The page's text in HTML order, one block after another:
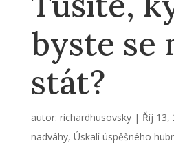
byste se
stát?
autor: richardhusovsky| Říj 13,
nadváhy, Úskalí úspěšného